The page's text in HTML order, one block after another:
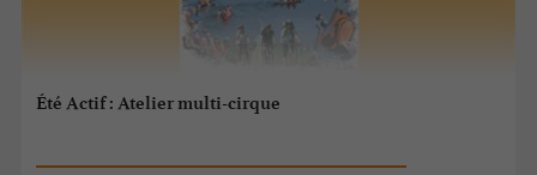
Été Actif : Atelier multi-cirque